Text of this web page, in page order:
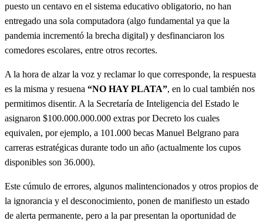
puesto un centavo en el sistema educativo obligatorio, no han
entregado una sola computadora (algo fundamental ya que la
pandemia incrementó la brecha digital) y desfinanciaron los
comedores escolares, entre otros recortes.
A la hora de alzar la voz y reclamar lo que corresponde, la respuesta
es la misma y resuena “NO HAY PLATA”, en lo cual también nos
permitimos disentir. A la Secretaría de Inteligencia del Estado le
asignaron $100.000.000.000 extras por Decreto los cuales
equivalen, por ejemplo, a 101.000 becas Manuel Belgrano para
carreras estratégicas durante todo un año (actualmente los cupos
disponibles son 36.000).
Este cúmulo de errores, algunos malintencionados y otros propios de
la ignorancia y el desconocimiento, ponen de manifiesto un estado
de alerta permanente, pero a la par presentan la oportunidad de